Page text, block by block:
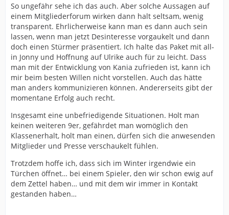
So ungefähr sehe ich das auch. Aber solche Aussagen auf
einem Mitgliederforum wirken dann halt seltsam, wenig
transparent. Ehrlicherweise kann man es dann auch sein
lassen, wenn man jetzt Desinteresse vorgaukelt und dann
doch einen Stürmer präsentiert. Ich halte das Paket mit all-
in Jonny und Hoffnung auf Ulrike auch für zu leicht. Dass
man mit der Entwicklung von Kania zufrieden ist, kann ich
mir beim besten Willen nicht vorstellen. Auch das hätte
man anders kommunizieren können. Andererseits gibt der
momentane Erfolg auch recht.
Insgesamt eine unbefriedigende Situationen. Holt man
keinen weiteren 9er, gefährdet man womöglich den
Klassenerhalt, holt man einen, dürfen sich die anwesenden
Mitglieder und Presse verschaukelt fühlen.
Trotzdem hoffe ich, dass sich im Winter irgendwie ein
Türchen öffnet… bei einem Spieler, den wir schon ewig auf
dem Zettel haben… und mit dem wir immer in Kontakt
gestanden haben…